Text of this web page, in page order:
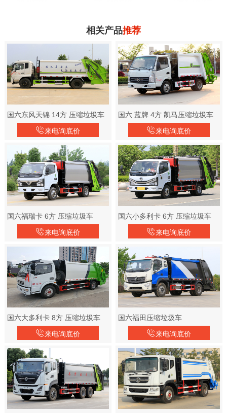
相关产品推荐
国六东风天锦 14方 压缩垃圾车
来电询底价
国六 蓝牌 4方 凯马压缩垃圾车
来电询底价
国六福瑞卡 6方 压缩垃圾车
来电询底价
国六小多利卡 6方 压缩垃圾车
来电询底价
国六大多利卡 8方 压缩垃圾车
来电询底价
国六福田压缩垃圾车
来电询底价